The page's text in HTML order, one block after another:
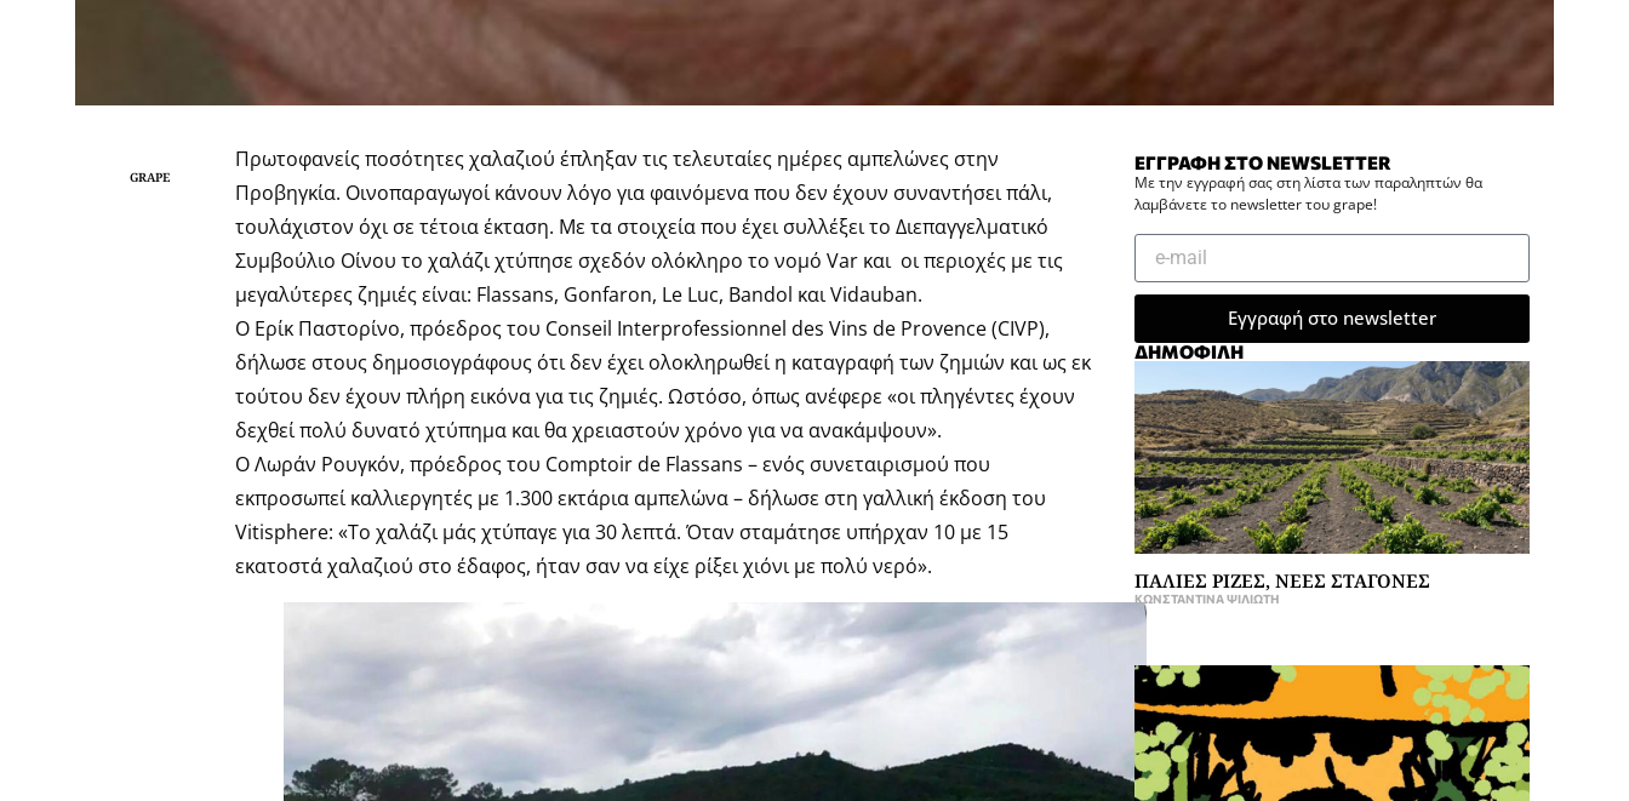
GRAPE
Πρωτοφανείς ποσότητες χαλαζιού έπληξαν τις τελευταίες ημέρες αμπελώνες στην
Προβηγκία. Οινοπαραγωγοί κάνουν λόγο για φαινόμενα που δεν έχουν συναντήσει πάλι,
τουλάχιστον όχι σε τέτοια έκταση. Με τα στοιχεία που έχει συλλέξει το Διεπαγγελματικό
Συμβούλιο Οίνου το χαλάζι χτύπησε σχεδόν ολόκληρο το νομό Var και οι περιοχές με τις
μεγαλύτερες ζημιές είναι: Flassans, Gonfaron, Le Luc, Bandol και Vidauban.
Ο Ερίκ Παστορίνο, πρόεδρος του Conseil Interprofessionnel des Vins de Provence (CIVP),
δήλωσε στους δημοσιογράφους ότι δεν έχει ολοκληρωθεί η καταγραφή των ζημιών και ως εκ
τούτου δεν έχουν πλήρη εικόνα για τις ζημιές. Ωστόσο, όπως ανέφερε «οι πληγέντες έχουν
δεχθεί πολύ δυνατό χτύπημα και θα χρειαστούν χρόνο για να ανακάμψουν».
Ο Λωράν Ρουγκόν, πρόεδρος του Comptoir de Flassans – ενός συνεταιρισμού που
εκπροσωπεί καλλιεργητές με 1.300 εκτάρια αμπελώνα – δήλωσε στη γαλλική έκδοση του
Vitisphere: «Το χαλάζι μάς χτύπαγε για 30 λεπτά. Όταν σταμάτησε υπήρχαν 10 με 15
εκατοστά χαλαζιού στο έδαφος, ήταν σαν να είχε ρίξει χιόνι με πολύ νερό».
ΕΓΓΡΑΦΗ ΣΤΟ NEWSLETTER
Με την εγγραφή σας στη λίστα των παραληπτών θα
λαμβάνετε το newsletter του grape!
Εγγραφή στο newsletter
ΔΗΜΟΦΙΛΗ
ΠΑΛΙΕΣ ΡΙΖΕΣ, ΝΕΕΣ ΣΤΑΓΟΝΕΣ
ΚΩΝΣΤΑΝΤΊΝΑ ΨΙΛΙΏΤΗ